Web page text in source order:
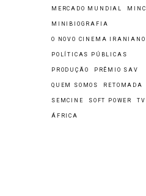
MERCADO MUNDIAL MINC
MINIBIOGRAFIA
O NOVO CINEMA IRANIANO
POLÍTICAS PÚBLICAS
PRODUÇÃO PRÊMIO SAV
QUEM SOMOS RETOMADA
SEMCINE SOFT POWER TV
ÁFRICA